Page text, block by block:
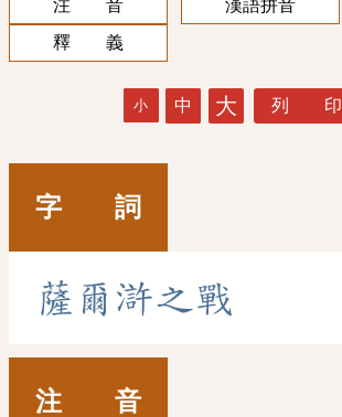
注 音
漢語拼音
釋 義
小 中 大 列 印
字 詞
薩 爾 滸之 戰
注 音